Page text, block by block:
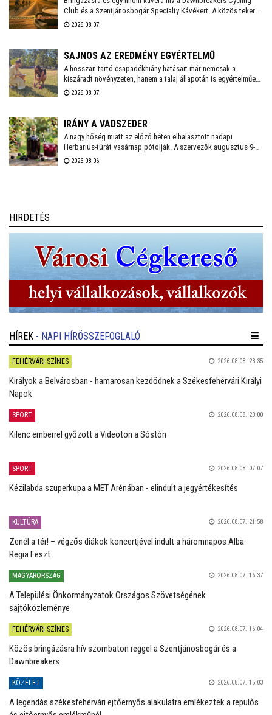
Club és a Szentjánosbogár Specialty Kávékert. A közös tekerés
augusztus 8-án, szombaton reggel 8.00 órakor indul a Liszt
2026.08.07.
SAJNOS AZ EREDMÉNY EGYÉRTELMŰ
A hosszan tartó csapadékhiány hatásait már nemcsak a
kiszáradt növényzeten, hanem a talaj állapotán is egyértelműen
mérni lehet. A Városgondnokság szakemberei talajnedvesség-
jelenlegi helyzetről.
2026.08.07.
IRÁNY A VADSZEDER
A nagy hőség miatt az előző héten elhalasztott nadapi
Herbarius-túrát vasárnap pótolják. A szervezők augusztus 9-én
várnak mindenkit, aki szívesen csatlakozna a programhoz, hogy
2026.08.06.
HIRDETÉS
HÍREK - NAPI HÍRÖSSZEFOGLALÓ
FEHÉRVÁRI SZÍNES 2026.08.08. 23:35
Királyok a Belvárosban - hamarosan kezdődnek a Székesfehérvári Királyi
Napok
SPORT 2026.08.08. 23:00
Kilenc emberrel győzött a Videoton a Sóstón
SPORT 2026.08.08. 07:07
Kézilabda szuperkupa a MET Arénában - elindult a jegyértékesítés
KULTÚRA 2026.08.07. 21:58
Zenél a tér! – végzős diákok koncertjével indult a háromnapos Alba
Regia Feszt
MAGYARORSZÁG 2026.08.07. 16:37
A Települési Önkormányzatok Országos Szövetségének
sajtóközleménye
FEHÉRVÁRI SZÍNES 2026.08.07. 16:04
Közös bringázásra hív szombaton reggel a Szentjánosbogár és a
Dawnbreakers
KÖZÉLET 2026.08.07. 15:03
A legendás székesfehérvári ejtőernyős alakulatra emlékeztek a repülős